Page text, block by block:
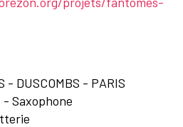
- DUSCOMBS - PARIS
Saxophone